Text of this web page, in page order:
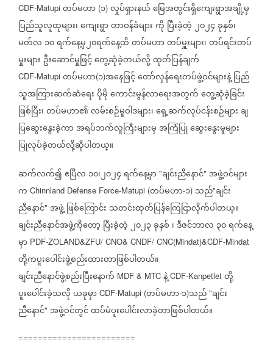
CDF-Matupi တပ်မဟာ (၁) လှုပ်ရှားနယ်မြေအတွင်းရှိကျေးရွာအချို့မှ
ပြည်သူလူထုများ၊ကျေးရွာတာဝန်ခံများကို ပြီးခဲ့တဲ့၂၀၂၄ခုနှစ်၊
မတ်လ ၁၀ရက်နေ့မှ၂၀ရက်နေ့ထိတပ်မဟာတပ်မှူးများ၊တပ်ရင်းတပ်
မှုးများ ဦးဆောင်မှုဖြင့်တွေ့ဆုံခဲ့တယ်လို့ထုတ်ပြန်ချက်
CDF-Matupi တပ်မဟာ(၁)အနေဖြင့်တော်လှန်ရေးတပ်ဖွဲ့ဝင်များနဲ့ပြည်
သူအကြားဆက်ဆံရေးပိုမိုကောင်းမွန်လာရေးအတွက်တွေ့ဆုံခဲ့ခြင်း
ဖြစ်ပြီး၊တပ်မဟာ၏လမ်းစဉ်မူဝါဒများ၊ရှေ့ဆက်လုပ်ငန်းစဉ်များချ
ပြဆွေးနွေးခဲ့ကာအရပ်ဘက်လူကြီးများမှအကြံပြုဆွေးနွေးမှုများ
ပြုလုပ်ခဲ့တယ်လို့ဆိုပါတယ္။
ဆက်လက်၍ဧပြီလ ၁၀၊၂၀၂၄ရက်နေ့မှာ "ချင်းညီနောင်" အဖွဲ့ဝင်များ
က Chinnland Defense Force-Matupi (တပ်မဟာ-၁) သည်"ချင်း
ညီနောင်" အဖွဲ့ဖြစ်ကြောင်း သတင်းထုတ်ပြန်ကြေငြာလိုက်ပါတယ္။
ချင်းညီနောင်အဖွဲ့ကိုတော့ပြီးခဲ့တဲ့၂၀၂၃ခုနှစ် ၊ဒီဇင်ဘာလ ၃၀ရက်နေ့
မှာ PDF-ZOLAND&ZFU/ CNO& CNDF/ CNC(Mindat)&CDF-Mindat
တို့ကပူးပေါင်းဖွဲ့စည်းထားတာဖြစ်ပါတယ်။
ချင်းညီနောင်ဖွဲ့စည်းပြီးနောက် MDF & MTC နဲ့ CDF-Kanpetlet တို့
ပူးပေါင်းခဲ့သလိုယခုမှာ CDF-Matupi (တပ်မဟာ-၁)သည် "ချင်း
ညီနောင်" အဖွဲ့ဝင်တွင်ထပ်မံပူးပေါင်းလာခဲ့တာဖြစ်ပါတယ်။
========================